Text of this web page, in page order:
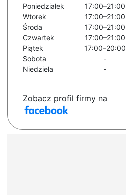
Poniedziałek
17:00–21:00
Wtorek
17:00–21:00
Środa
17:00–21:00
Czwartek
17:00–21:00
Piątek
17:00–20:00
Sobota
-
Niedziela
-
Zobacz profil firmy na